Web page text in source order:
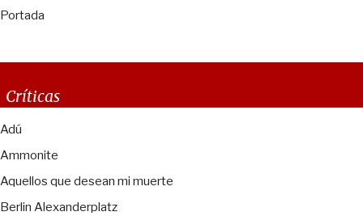
Portada
Críticas
Adú
Ammonite
Aquellos que desean mi muerte
Berlin Alexanderplatz